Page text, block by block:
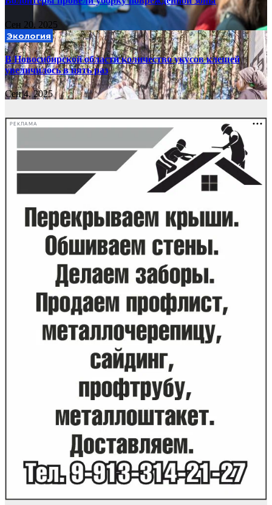
Сен 20, 2025
Экология
В Новосибирской области количество укусов клещей
увеличилось в пять раз
Сен 4, 2025
РЕКЛАМА